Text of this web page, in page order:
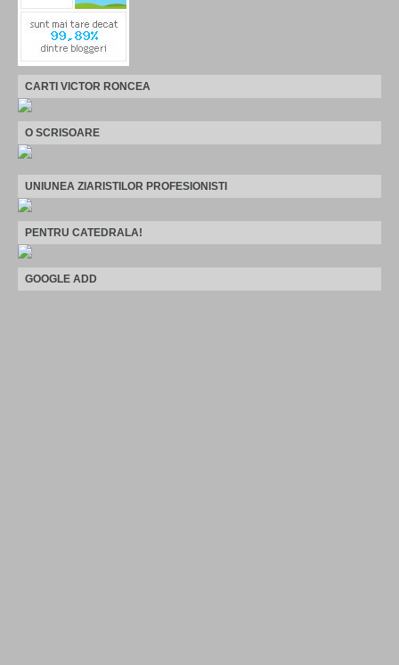
CARTI VICTOR RONCEA
O SCRISOARE
UNIUNEA ZIARISTILOR PROFESIONISTI
PENTRU CATEDRALA!
GOOGLE ADD